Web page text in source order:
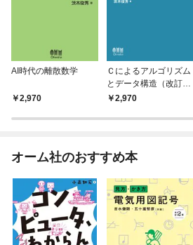
AI時代の離散数学
2,970
Ｃによるアルゴリズム
とデータ構造（改訂2
版）2,970
オーム社のおすすめ本